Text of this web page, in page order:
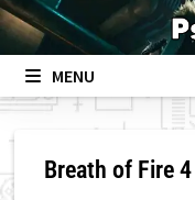
Skip
to
contentMENU
Breath of Fire